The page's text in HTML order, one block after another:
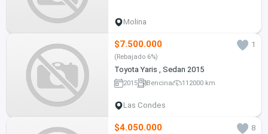
Molina
$7.500.000 1
(Rebajado 6%)
Toyota Yaris , Sedan 2015
2015 Bencina 112000 km
Las Condes
$4.050.000
8